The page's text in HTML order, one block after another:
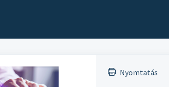
Nyomtatás